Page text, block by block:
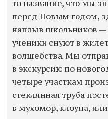
то название, что мы
перед Новым годом,
наплыв школьников —
ученики снуют в
волшебства. Мы
в экскурсию по
четыре участкам
стеклянная труба
в мухомор, клоуна, или